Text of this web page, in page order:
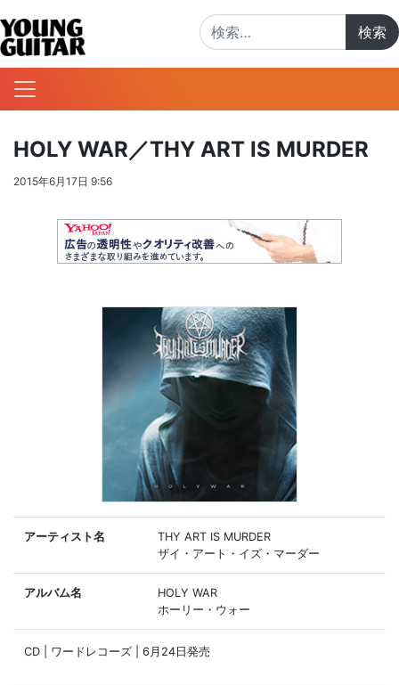
HOLY WAR／THY ART IS MURDER
2015年6月17日 9:56
アーティスト名
THY ART IS MURDER
ザイ・アート・イズ・マーダー
アルバム名
HOLY WAR
ホーリー・ウォー
CD | ワードレコーズ | 6月24日発売